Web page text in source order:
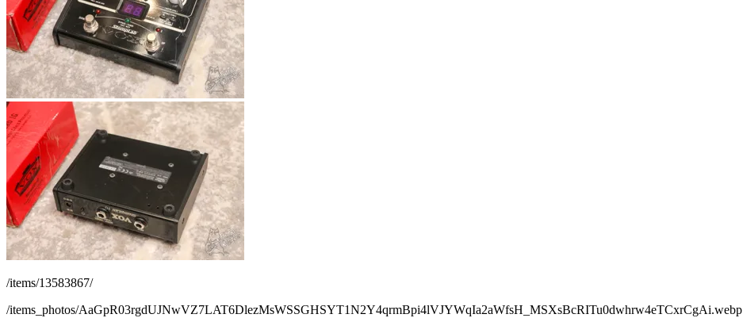
/items/13583867/
/items_photos/AaGpR03rgdUJNwVZ7LAT6DlezMsWSSGHSYT1N2Y4qrmBpi4lVJYWqIa2aWfsH_MSXsBcRITu0dwhrw4eTCxrCgAi.webp